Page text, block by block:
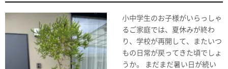
小中学生のお子様がいらっしゃ
るご家庭では、夏休みが終わ
り、学校が再開して、またいつ
もの日常が戻ってきた頃でしょ
うか。 まだまだ暑い日が続い